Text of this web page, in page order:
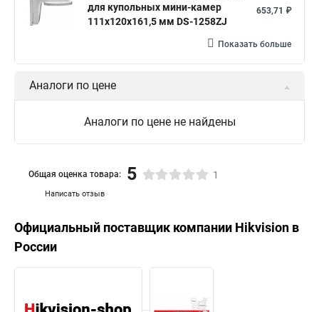
для купольных мини-камер
111x120x161,5 мм DS-1258ZJ
653,71 ₽
Показать больше
Аналоги по цене
Аналоги по цене не найдены
Написать отзыв
Общая оценка товара: 5 1
Официальный поставщик компании Hikvision в
России